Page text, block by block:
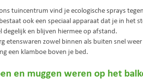
tuincentrum vind je ecologische sprays
ook een speciaal apparaat dat je in het
degelijk en blijven hiermee op afstand.
etenswaren zowel binnen als buiten snel
een klamboe boven je bed.
en muggen weren op het